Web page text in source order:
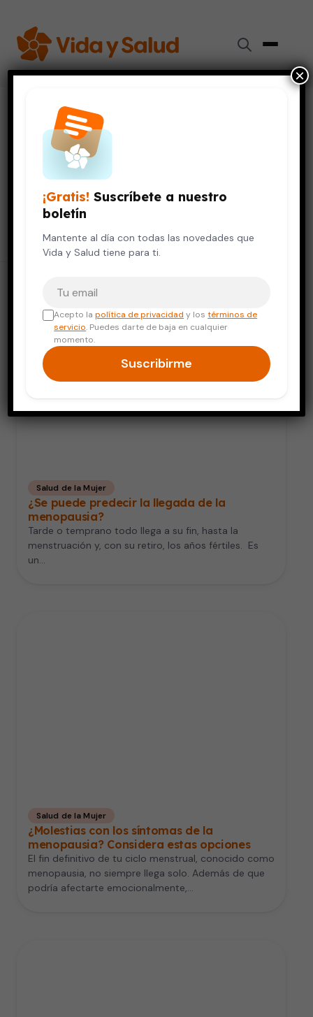
Resultados para "
perimenopausia
66 resultados encontrados
Buscar:
Salud de la Mujer
¿Se puede predecir la llegada de la
menopausia?
Tarde o temprano todo llega a su fin, hasta la
menstruación y, con su retiro, los años fértiles. Es
un…
Salud de la Mujer
¿Molestias con los síntomas de la
menopausia? Considera estas opciones
El fin definitivo de tu ciclo menstrual, conocido como
menopausia, no siempre llega solo. Además de que
podría afectarte emocionalmente,…
¡Gratis! Suscríbete a nuestro
boletín
Mantente al día con todas las novedades que
Vida y Salud tiene para ti.
Acepto lapolítica de privacidad y lostérminos de
servicio. Puedes darte de baja en cualquier
momento.
Suscribirme
×